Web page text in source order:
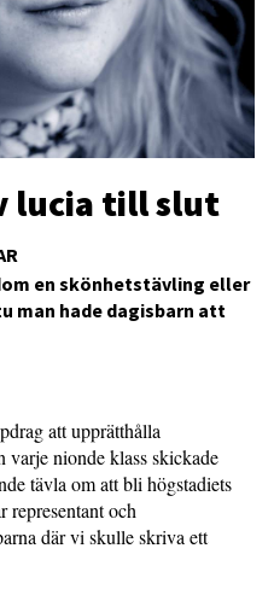
lucia till slut
en skönhetstävling eller
man hade dagisbarn att
att upprätthålla
varje nionde klass skickade
tävla om att bli högstadiets
representant och
där vi skulle skriva ett